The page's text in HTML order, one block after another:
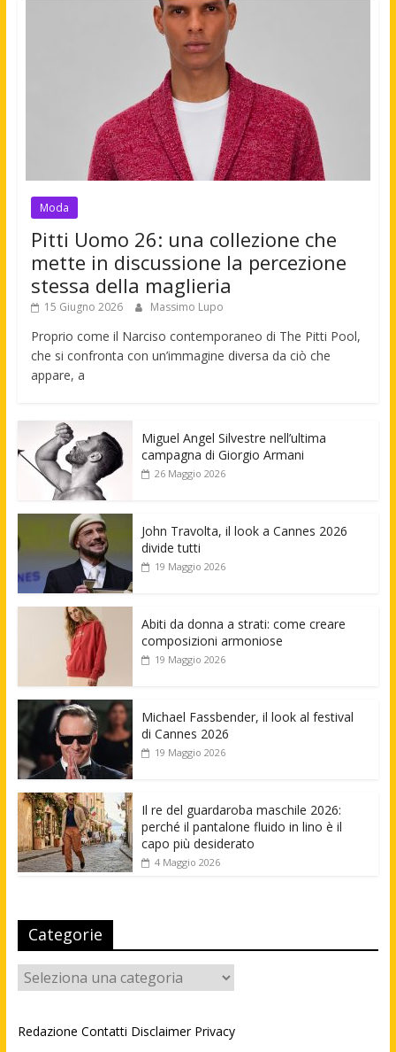
Moda
Pitti Uomo 26: una collezione che
mette in discussione la percezione
stessa della maglieria
15 Giugno 2026 Massimo Lupo
Proprio come il Narciso contemporaneo di The Pitti Pool,
che si confronta con un’immagine diversa da ciò che
appare, a
Miguel Angel Silvestre nell’ultima
campagna di Giorgio Armani
26 Maggio 2026
John Travolta, il look a Cannes 2026
divide tutti
19 Maggio 2026
Abiti da donna a strati: come creare
composizioni armoniose
19 Maggio 2026
Michael Fassbender, il look al festival
di Cannes 2026
19 Maggio 2026
Il re del guardaroba maschile 2026:
perché il pantalone fluido in lino è il
capo più desiderato
4 Maggio 2026
Categorie
Categorie
Redazione Contatti Disclaimer Privacy